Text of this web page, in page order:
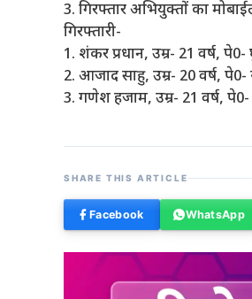
3. गिरफ्तार अभियुक्तों का
गिरफ्तारी-
1. शंकर प्रधान, उम्र- 21 वर्ष, पे0-
2. आजाद साहु, उम्र- 20 वर्ष, पे0-
3. गणेश हजाम, उम्र- 21 वर्ष, पे0-
SHARE THIS ARTICLE
Facebook WhatsApp